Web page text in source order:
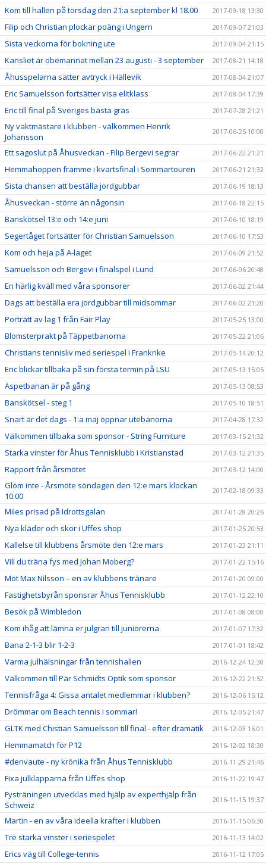
Kom till hallen på torsdag den 21:a september kl 18.00 2017-09-18 13:30
Filip och Christian plockar poäng i Ungern 2017-09-07 21:03
Sista veckorna för bokning ute 2017-09-04 21:15
Kansliet är obemannat mellan 23 augusti - 3 september 2017-08-21 14:18
Åhusspelarna sätter avtryck i Hällevik 2017-08-04 21:07
Eric Samuelsson fortsätter visa elitklass 2017-08-04 17:39
Eric till final på Sveriges bästa gräs 2017-07-28 21:21
Ny vaktmästare i klubben - välkommen Henrik
Johansson
2017-06-25 10:00
Ett sagoslut på Åhusveckan - Filip Bergevi segrar 2017-06-22 21:21
Hemmahoppen framme i kvartsfinal i Sommartouren 2017-06-21 21:32
Sista chansen att beställa jordgubbar 2017-06-19 18:13
Åhusveckan - större än någonsin 2017-06-18 22:15
Banskötsel 13:e och 14:e juni 2017-06-10 18:19
Segertåget fortsätter för Christian Samuelsson 2017-06-10 17:53
Kom och heja på A-laget 2017-06-09 21:52
Samuelsson och Bergevi i finalspel i Lund 2017-06-06 20:48
En härlig kväll med våra sponsorer 2017-06-02 21:44
Dags att beställa era jordgubbar till midsommar 2017-06-02 21:20
Porträtt av lag 1 från Fair Play 2017-05-25 13:00
Blomsterprakt på Täppetbanorna 2017-05-22 21:06
Christians tennisliv med seriespel i Frankrike 2017-05-14 20:12
Eric blickar tillbaka på sin första termin på LSU 2017-05-13 15:05
Äspetbanan är på gång 2017-05-13 08:53
Banskötsel - steg 1 2017-05-10 18:51
Snart är det dags - 1:a maj öppnar utebanorna 2017-04-28 17:32
Välkommen tillbaka som sponsor - String Furniture 2017-03-15 21:32
Starka vinster för Åhus Tennisklubb i Kristianstad 2017-03-12 21:35
Rapport från årsmötet 2017-03-12 14:00
Glöm inte - Årsmöte söndagen den 12:e mars klockan
10.00
2017-02-18 09:33
Miles prisad på Idrottsgalan 2017-01-28 20:26
Nya kläder och skor i Uffes shop 2017-01-25 20:53
Kallelse till klubbens årsmöte den 12:e mars 2017-01-23 21:11
Vill du träna fys med Johan Moberg? 2017-01-22 15:16
Möt Max Nilsson – en av klubbens tränare 2017-01-20 09:00
Fastighetsbyrån sponsrar Åhus Tennisklubb 2017-01-12 22:10
Besök på Wimbledon 2017-01-08 08:00
Kom ihåg att lämna er julgran till juniorerna 2017-01-07 17:32
Bana 2-1-3 blir 1-2-3 2017-01-01 18:42
Varma julhälsningar från tennishallen 2016-12-24 12:30
Välkommen till Pär Schmidts Optik som sponsor 2016-12-22 21:52
Tennisfråga 4: Gissa antalet medlemmar i klubben? 2016-12-06 15:12
Drömmar om Beach tennis i sommar! 2016-12-05 21:47
GLTK med Chistian Samuelsson till final - efter dramatik 2016-12-03 16:01
Hemmamatch för P12 2016-12-02 18:30
#denvaute - ny krönika från Åhus Tennisklubb 2016-11-29 21:46
Fixa julklapparna från Uffes shop 2016-11-22 19:47
Fysträningen utvecklas med hjälp av experthjälp från
Schweiz
2016-11-15 19:37
Martin - en av våra ideella krafter i klubben 2016-11-15 06:30
Tre starka vinster i seriespelet 2016-11-13 14:02
Erics väg till College-tennis 2016-11-12 17:05